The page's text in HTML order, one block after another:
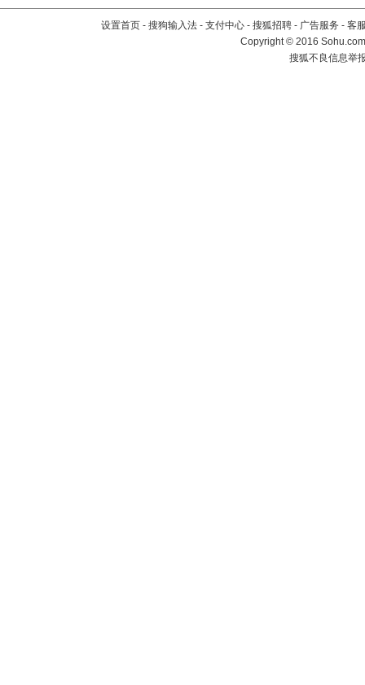
设置首页 - 搜狗输入法 - 支付中心 - 搜狐招聘 - 广告服务 - 客
Copyright©2016
搜狐不良信息举